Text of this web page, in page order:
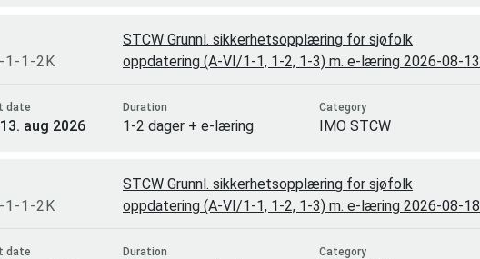
1-1-2K
date
aug 2026
STCW Grunnl. sikkerhetsopplæring for sjøfolk
oppdatering (A-VI/1-1, 1-2, 1-3) m. e-læring 2026-08-13
Duration
1-2 dager + e-læring
Category
IMO STCW
1-1-2K
date
STCW Grunnl. sikkerhetsopplæring for sjøfolk
oppdatering (A-VI/1-1, 1-2, 1-3) m. e-læring 2026-08-18
Duration Category